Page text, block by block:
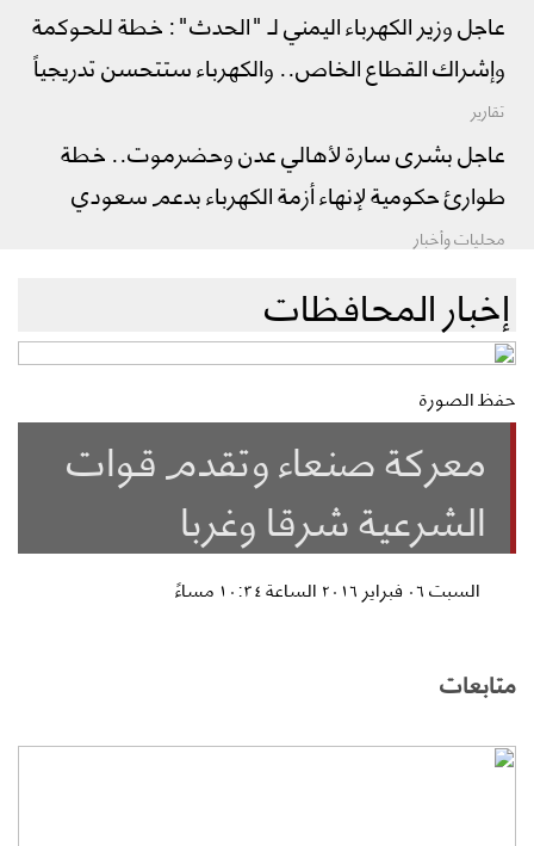
عاجل وزير الكهرباء اليمني لـ "الحدث": خطة للحوكمة
وإشراك القطاع الخاص.. والكهرباء ستتحسن تدريجياً
تقارير
عاجل بشرى سارة لأهالي عدن وحضرموت.. خطة
طوارئ حكومية لإنهاء أزمة الكهرباء بدعم سعودي
محليات وأخبار
إخبار المحافظات
حفظ الصورة
معركة صنعاء وتقدم قوات
الشرعية شرقا وغربا
السبت ٠٦ فبراير ٢٠١٦ الساعة ١٠:٣٤ مساءً
متابعات